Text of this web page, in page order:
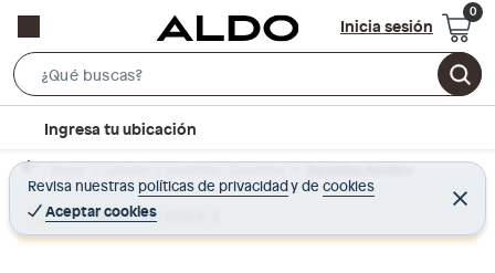
Inicia sesión
e
r
c
B
c
t
Ingresa tu ubicación
Revisa nuestras políticas de privacidadyde cookies
Aceptar cookies
C
e
r
Home Calzado y zapatillas - Zapatillas Zapatillas Hombre
Producto sin stock :(